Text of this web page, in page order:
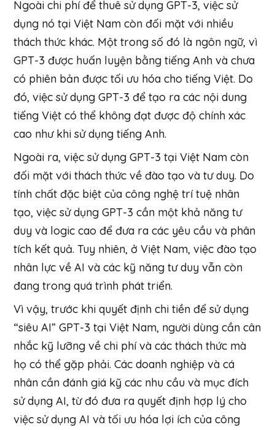
Ngoài chi phí để thuê sử dụng GPT-3, việc sử
dụng nó tại Việt Nam còn đối mặt với nhiều
thách thức khác. Một trong số đó là ngôn ngữ, vì
GPT-3 được huấn luyện bằng tiếng Anh và chưa
có phiên bản được tối ưu hóa cho tiếng Việt. Do
đó, việc sử dụng GPT-3 để tạo ra các nội dung
tiếng Việt có thể không đạt được độ chính xác
cao như khi sử dụng tiếng Anh.
Ngoài ra, việc sử dụng GPT-3 tại Việt Nam còn
đối mặt với thách thức về đào tạo và tư duy. Do
tính chất đặc biệt của công nghệ trí tuệ nhân
tạo, việc sử dụng GPT-3 cần một khả năng tư
duy và logic cao để đưa ra các yêu cầu và phân
tích kết quả. Tuy nhiên, ở Việt Nam, việc đào tạo
nhân lực về AI và các kỹ năng tư duy vẫn còn
đang trong quá trình phát triển.
Vì vậy, trước khi quyết định chi tiền để sử dụng
“siêu AI” GPT-3 tại Việt Nam, người dùng cần cân
nhắc kỹ lưỡng về chi phí và các thách thức mà
họ có thể gặp phải. Các doanh nghiệp và cá
nhân cần đánh giá kỹ các nhu cầu và mục đích
sử dụng AI, từ đó đưa ra quyết định hợp lý cho
việc sử dụng AI và tối ưu hóa lợi ích của công